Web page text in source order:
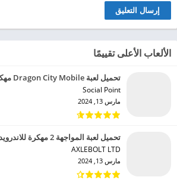
الألعاب الأعلى تقييمًا
تحميل لعبة Dragon City Mobile مهكرة للاندرويد 2024
Social Point‏
مارس 13, 2024
تحميل لعبة المواجهة 2 مهكرة للاندرويد 2024
AXLEBOLT LTD‏
مارس 13, 2024